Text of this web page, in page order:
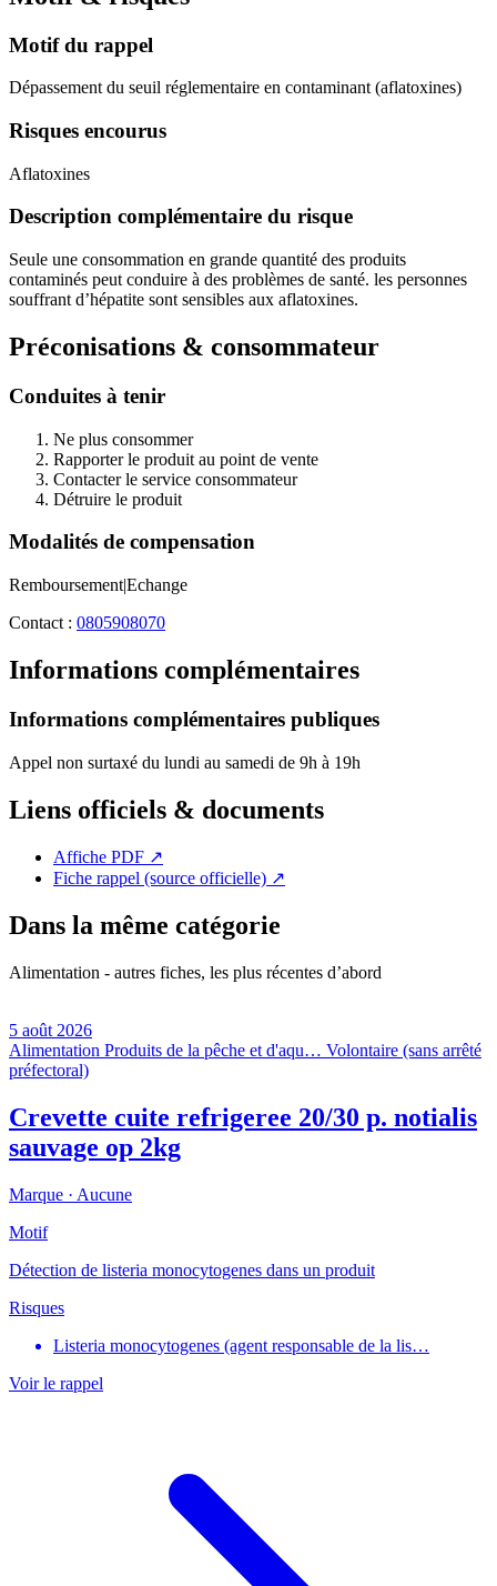
Motif du rappel
Dépassement du seuil réglementaire en contaminant (aflatoxines)
Risques encourus
Aflatoxines
Description complémentaire du risque
Seule une consommation en grande quantité des produits
contaminés peut conduire à des problèmes de santé. les personnes
souffrant d’hépatite sont sensibles aux aflatoxines.
Préconisations & consommateur
Conduites à tenir
Ne plus consommer
Rapporter le produit au point de vente
Contacter le service consommateur
Détruire le produit
Modalités de compensation
Remboursement|Echange
Contact : 0805908070
Informations complémentaires
Informations complémentaires publiques
Appel non surtaxé du lundi au samedi de 9h à 19h
Liens officiels & documents
Affiche PDF ↗
Fiche rappel (source officielle) ↗
Dans la même catégorie
Alimentation - autres fiches, les plus récentes d’abord
5 août 2026
Alimentation Produits de la pêche et d'aqu… Volontaire (sans arrêté
préfectoral)
Crevette cuite refrigeree 20/30 p. notialis
sauvage op 2kg
Marque · Aucune
Motif
Détection de listeria monocytogenes dans un produit
Risques
Listeria monocytogenes (agent responsable de la lis…
Voir le rappel